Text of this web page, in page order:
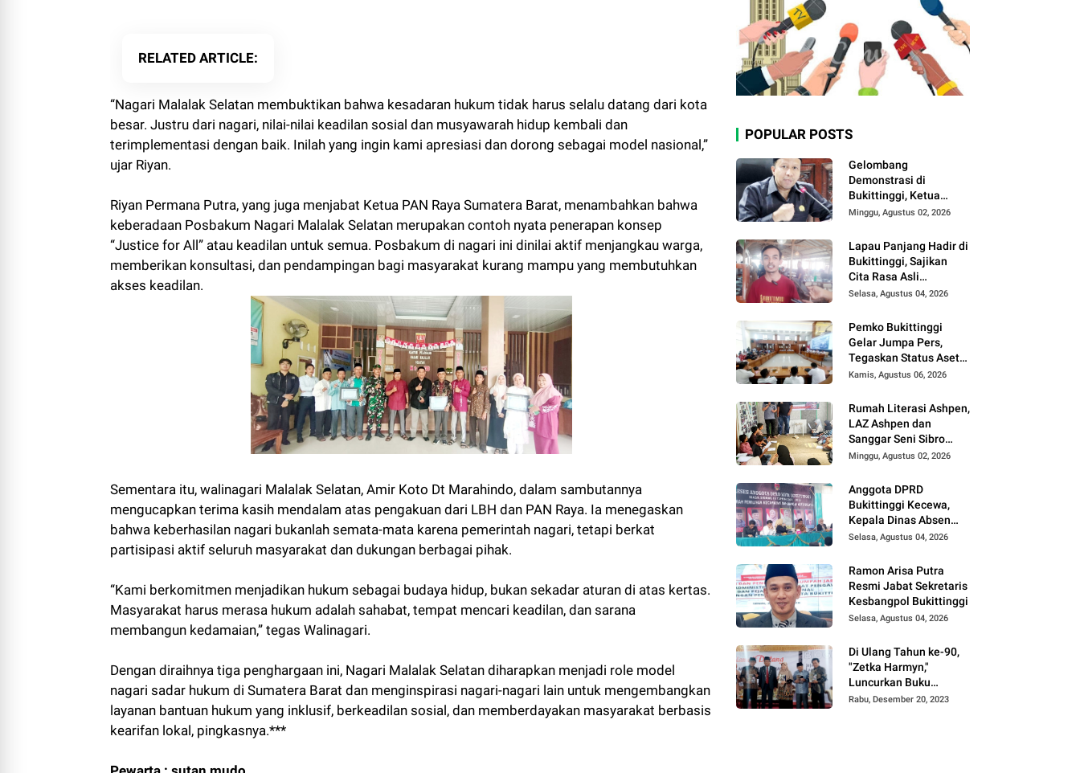
RELATED ARTICLE
“Nagari Malalak Selatan membuktikan bahwa kesadaran hukum tidak harus selalu datang dari kota
besar. Justru dari nagari, nilai-nilai keadilan sosial dan musyawarah hidup kembali dan
terimplementasi dengan baik. Inilah yang ingin kami apresiasi dan dorong sebagai model nasional,”
ujar Riyan.
Riyan Permana Putra, yang juga menjabat Ketua PAN Raya Sumatera Barat, menambahkan bahwa
keberadaan Posbakum Nagari Malalak Selatan merupakan contoh nyata penerapan konsep
“Justice for All” atau keadilan untuk semua. Posbakum di nagari ini dinilai aktif menjangkau warga,
memberikan konsultasi, dan pendampingan bagi masyarakat kurang mampu yang membutuhkan
akses keadilan.
Sementara itu, walinagari Malalak Selatan, Amir Koto Dt Marahindo, dalam sambutannya
mengucapkan terima kasih mendalam atas pengakuan dari LBH dan PAN Raya. Ia menegaskan
bahwa keberhasilan nagari bukanlah semata-mata karena pemerintah nagari, tetapi berkat
partisipasi aktif seluruh masyarakat dan dukungan berbagai pihak.
“Kami berkomitmen menjadikan hukum sebagai budaya hidup, bukan sekadar aturan di atas kertas.
Masyarakat harus merasa hukum adalah sahabat, tempat mencari keadilan, dan sarana
membangun kedamaian,” tegas Walinagari.
Dengan diraihnya tiga penghargaan ini, Nagari Malalak Selatan diharapkan menjadi role model
nagari sadar hukum di Sumatera Barat dan menginspirasi nagari-nagari lain untuk mengembangkan
layanan bantuan hukum yang inklusif, berkeadilan sosial, dan memberdayakan masyarakat berbasis
kearifan lokal, pingkasnya.***
POPULAR POSTS
Gelombang
Demonstrasi di
Bukittinggi, Ketua
DPRD Ajak Semua
Kondusivitas.
Minggu, Agustus 02, 2026
Lapau Panjang Hadir di
Bukittinggi, Sajikan
Cita Rasa Asli
Minangkabau dengan
Selasa, Agustus 04, 2026
Pemko Bukittinggi
Gelar Jumpa Pers,
Tegaskan Status Aset
Daerah dan Klarifikasi
UFDK
Kamis, Agustus 06, 2026
Rumah Literasi Ashpen,
LAZ Ashpen dan
Sanggar Seni Sibro
Hadirkan Bimbel
Anak-anak
Minggu, Agustus 02, 2026
Anggota DPRD
Bukittinggi Kecewa,
Kepala Dinas Absen
pada Reses Masa
2025/ 2026.
Selasa, Agustus 04, 2026
Ramon Arisa Putra
Resmi Jabat Sekretaris
Kesbangpol Bukittinggi
Selasa, Agustus 04, 2026
Di Ulang Tahun ke-90,
"Zetka Harmyn,"
Luncurkan Buku
Biografi, Jejak Langkah
Rabu, Desember 20, 2023